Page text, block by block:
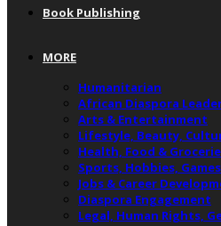
Book Publishing
MORE
Humanitarian
African Diaspora
Arts & Entertainment
Lifestyle, Beauty,
Health, Food &
Sports, Hobbies,
Jobs & Career
Diaspora Engagement
Legal, Human Rights,